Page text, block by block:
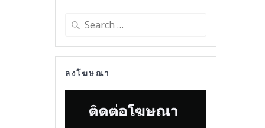
Search
ลงโฆษณา